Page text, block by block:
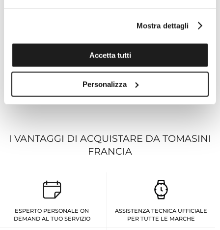
Mostra dettagli
Accetta tutti
Personalizza
Pelle scamosciata antracite
larghezza ansa 20 mm
Specifiche tecniche
I VANTAGGI DI ACQUISTARE DA TOMASINI
FRANCIA
ESPERTO PERSONALE ON
DEMAND AL TUO SERVIZIO
ASSISTENZA TECNICA UFFICIALE
PER TUTTE LE MARCHE